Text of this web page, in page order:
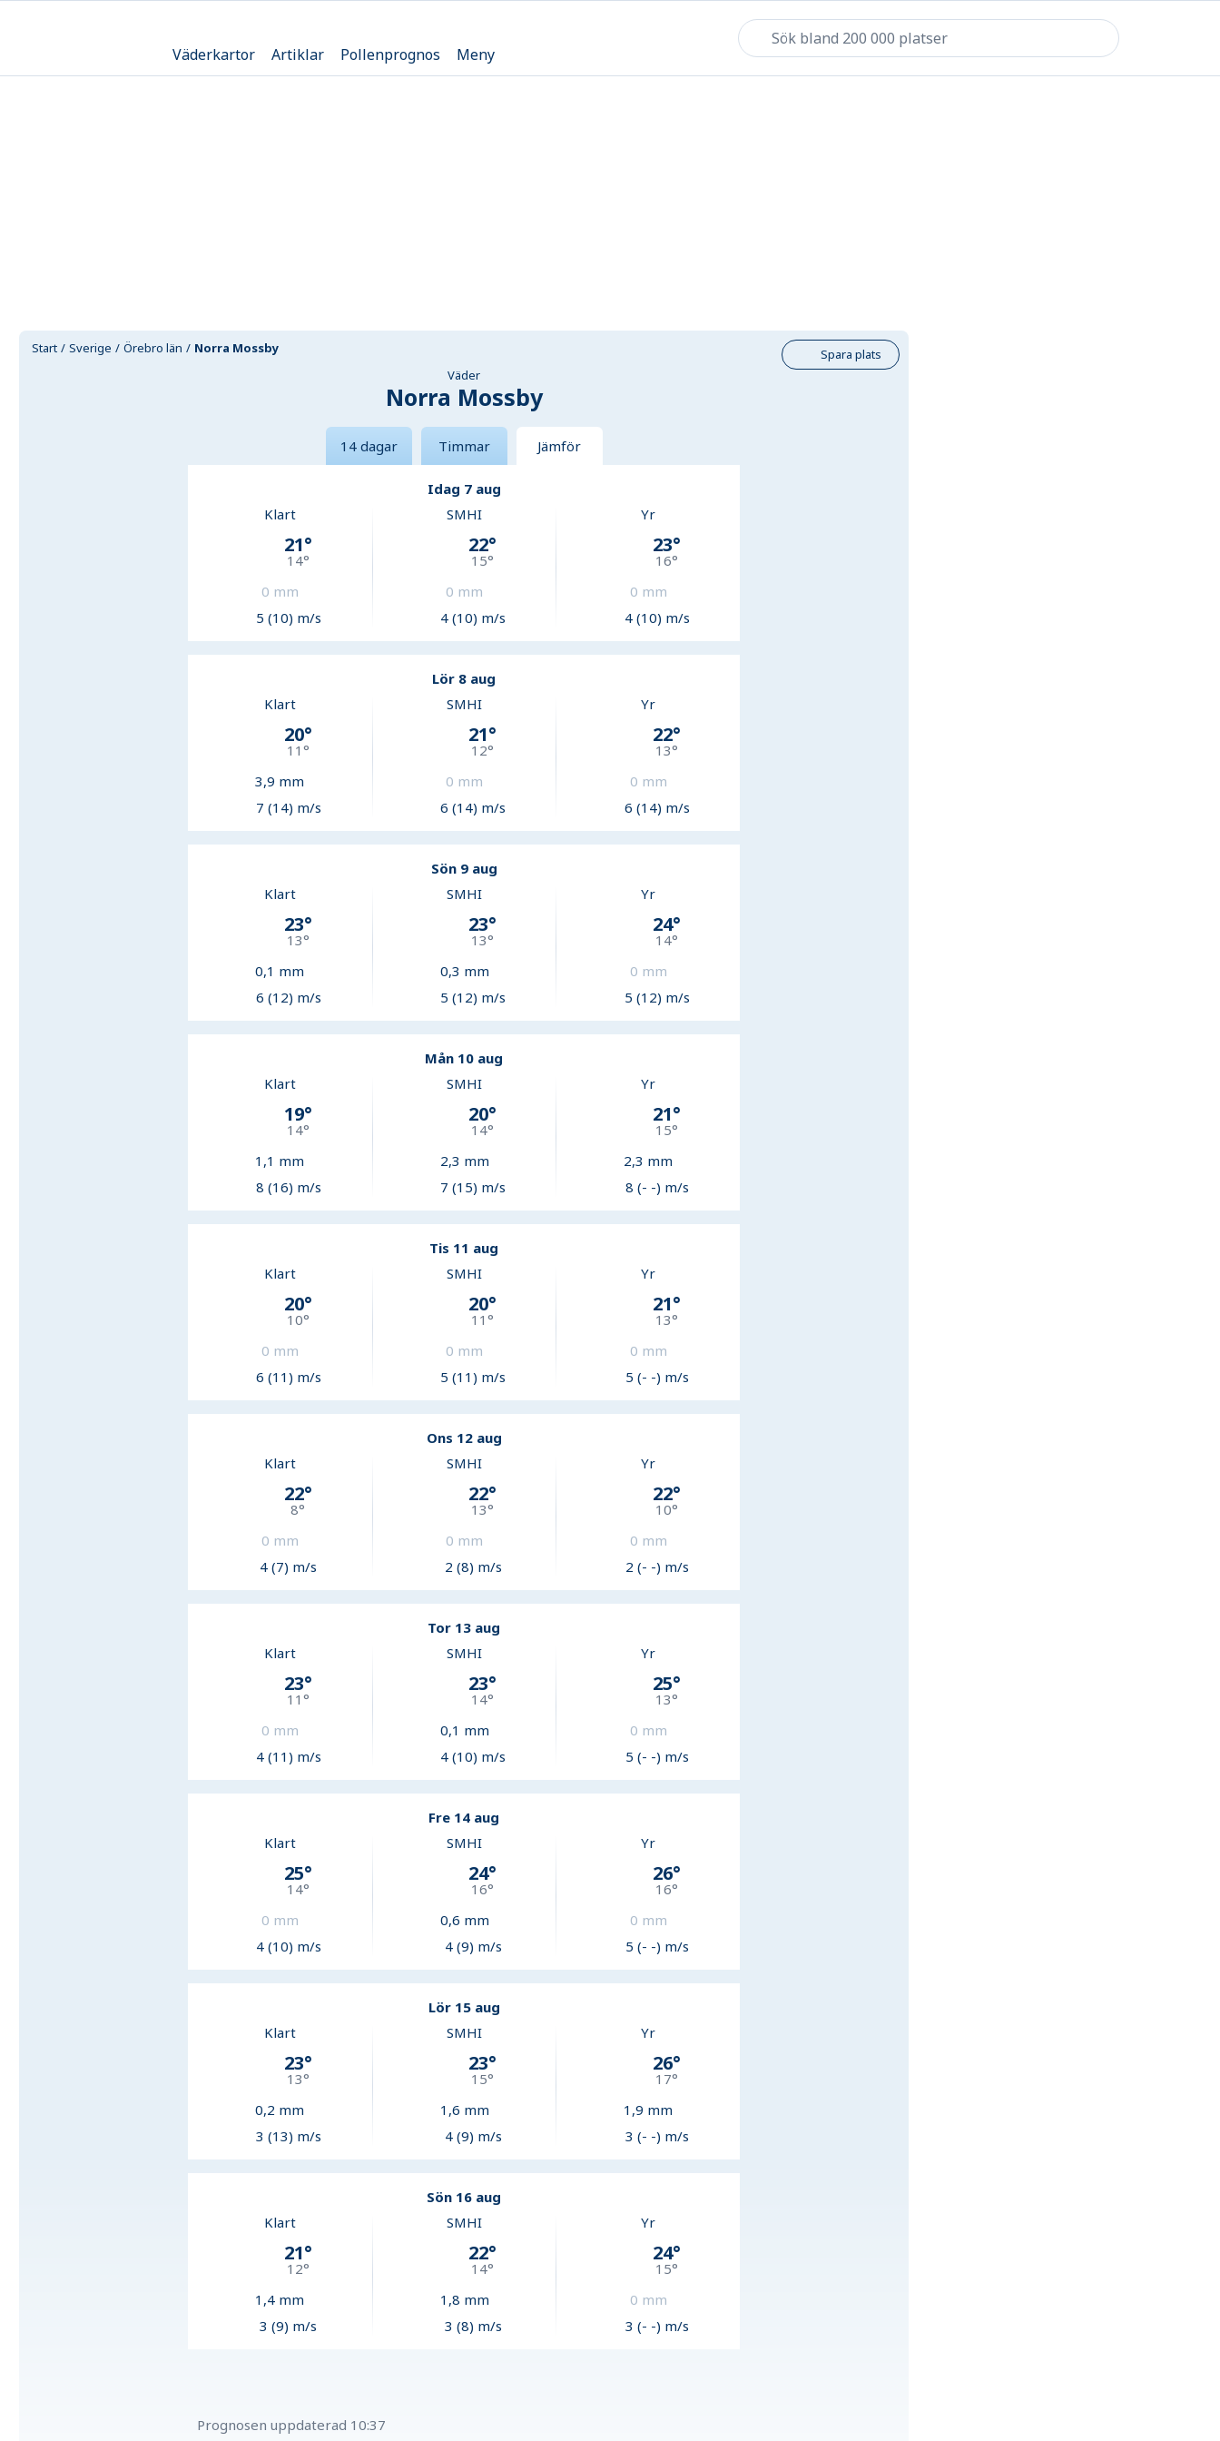
Väderkartor Artiklar Pollenprognos Meny
Start Sverige Örebro län Norra Mossby
Spara plats
Väder
Norra Mossby
14 dagar Timmar Jämför
Idag 7 aug
Klart
21°
14°
0 mm
5 (10) m/s
SMHI
22°
15°
0 mm
4 (10) m/s
Yr
23°
16°
0 mm
4 (10) m/s
Lör 8 aug
Klart
20°
11 °
3,9 mm
7 (14) m/s
SMHI
21°
12°
0 mm
6 (14) m/s
Yr
22°
13°
0 mm
6 (14) m/s
Sön 9 aug
Klart
23°
13°
0,1 mm
6 (12) m/s
SMHI
23°
13°
0,3 mm
5 (12) m/s
Yr
24°
14°
0 mm
5 (12) m/s
Mån 10 aug
Klart
19°
14°
1,1 mm
8 (16) m/s
SMHI
20°
14°
2,3 mm
7 (15) m/s
Yr
21°
15°
2,3 mm
8 (- -) m/s
Tis 11 aug
Klart
20°
10°
0 mm
6 (11) m/s
SMHI
20°
11 °
0 mm
5 (11) m/s
Yr
21°
13°
0 mm
5 (- -) m/s
Ons 12 aug
Klart
22°
8°
0 mm
4 (7) m/s
SMHI
22°
13°
0 mm
2 (8) m/s
Yr
22°
10°
0 mm
2 (- -) m/s
Tor 13 aug
Klart
23°
11 °
0 mm
4 (11) m/s
SMHI
23°
14°
0,1 mm
4 (10) m/s
Yr
25°
13°
0 mm
5 (- -) m/s
Fre 14 aug
Klart
25°
14°
0 mm
4 (10) m/s
SMHI
24°
16°
0,6 mm
4 (9) m/s
Yr
26°
16°
0 mm
5 (- -) m/s
Lör 15 aug
Klart
23°
13°
0,2 mm
3 (13) m/s
SMHI
23°
15°
1,6 mm
4 (9) m/s
Yr
26°
17°
1,9 mm
3 (- -) m/s
Sön 16 aug
Klart
21°
12°
1,4 mm
3 (9) m/s
SMHI
22°
14°
1,8 mm
3 (8) m/s
Yr
24°
15°
0 mm
3 (- -) m/s
Prognosen uppdaterad 10:37